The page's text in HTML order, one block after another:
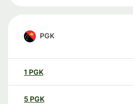
PGK
1 PGK
5 PGK